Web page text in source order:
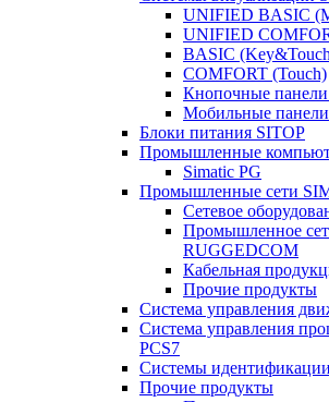
UNIFIED BASIC
UNIFIED
BASIC
COMFORT (Touch)
Кнопочные
Мобильные панели
Блоки питания SITOP
Промышленные
Simatic PG
Промышленные сети
Сетевое
Промышленное
RUGGEDCOM
Кабельная
Прочие продукты
Система управления
Система управления
PCS7
Системы идентификации
Прочие продукты